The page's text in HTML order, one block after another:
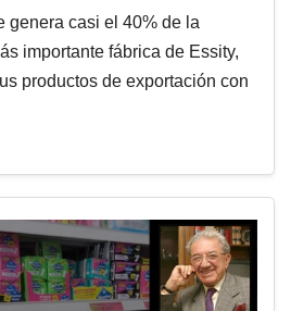
genera casi el 40% de la
importante fábrica de Essity,
productos de exportación con